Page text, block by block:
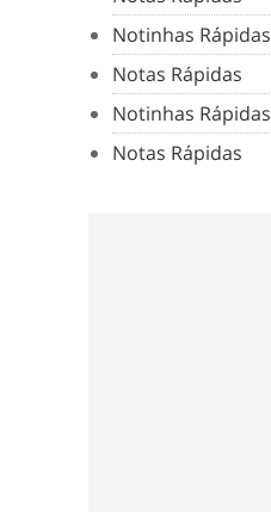
Notinhas Rápidas
Notas Rápidas
Notinhas Rápidas
Notas Rápidas